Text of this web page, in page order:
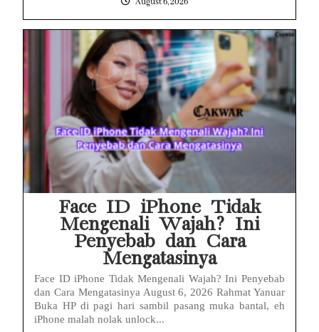
Face ID iPhone Tidak
Mengenali Wajah? Ini
Penyebab dan Cara
Mengatasinya
Face ID iPhone Tidak Mengenali Wajah? Ini Penyebab
dan Cara Mengatasinya August 6, 2026 Rahmat Yanuar
Buka HP di pagi hari sambil pasang muka bantal, eh
iPhone malah nolak unlock...